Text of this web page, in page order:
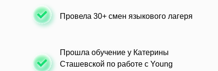
Прошла обучение у Катерины
Сташевской по работе с Young
Провела 30+ смен языкового лагеря